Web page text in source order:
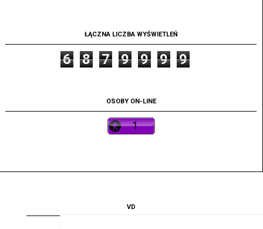
ŁĄCZNA LICZBA WYŚWIETLEŃ
6 8 7 9 9 9 9
OSOBY ON-LINE
VD